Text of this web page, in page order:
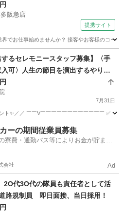
阪急店
提携サイト
でお仕事始めませんか？ 接客やお客様のコー
するセレモニースタッフ募集】〈手
可〉人生の節目を演出するやりが
7月31日
ト✨／／ ￣￣V￣￣￣￣￣￣￣￣￣￣￣￣ ✅
験ーの期間従業員募集
寮費・通勤バス等によりお金が貯まり
会社 Ad
代3O代の隊員も責任者として活
路規制員 即日面接、当日採用！